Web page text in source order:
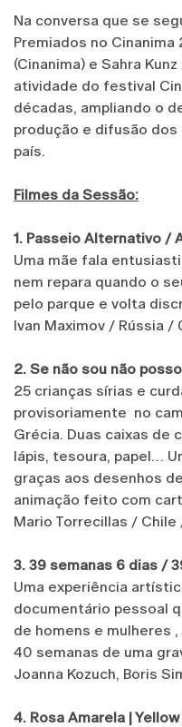
Na conversa que se
Premiados no Cinanima
(Cinanima) e Sahra
atividade do festival
décadas, ampliando o
produção e difusão
país.
Filmes da Sessão:
1. Passeio Alternativo /
Uma mãe fala
nem repara quando o
pelo parque e volta
Ivan Maximov / Rússia /
2. Se não sou não
25 crianças sírias e
provisoriamente no
Grécia. Duas caixas de
lápis, tesoura, papel…
graças aos desenhos
animação feito com
Mario Torrecillas / Chile /
3. 39 semanas 6 dias /
Uma experiência
documentário pessoal
de homens e mulheres
40 semanas de uma
Joanna Kozuch, Boris
4. Rosa Amarela |